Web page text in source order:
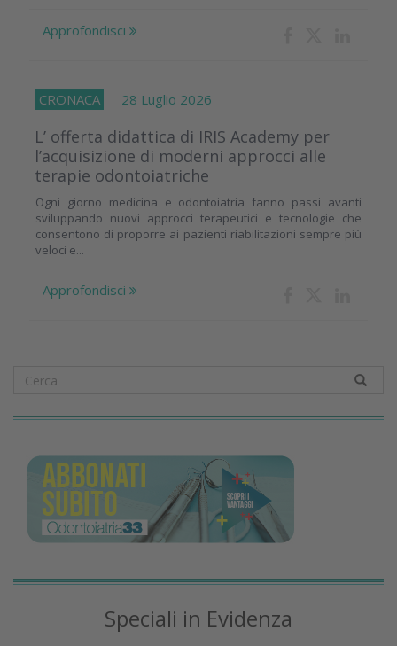
Approfondisci
CRONACA 28 Luglio 2026
L’ offerta didattica di IRIS Academy per
l’acquisizione di moderni approcci alle
terapie odontoiatriche
Ogni giorno medicina e odontoiatria fanno passi avanti
sviluppando nuovi approcci terapeutici e tecnologie che
consentono di proporre ai pazienti riabilitazioni sempre più
veloci e...
Approfondisci
Speciali in Evidenza